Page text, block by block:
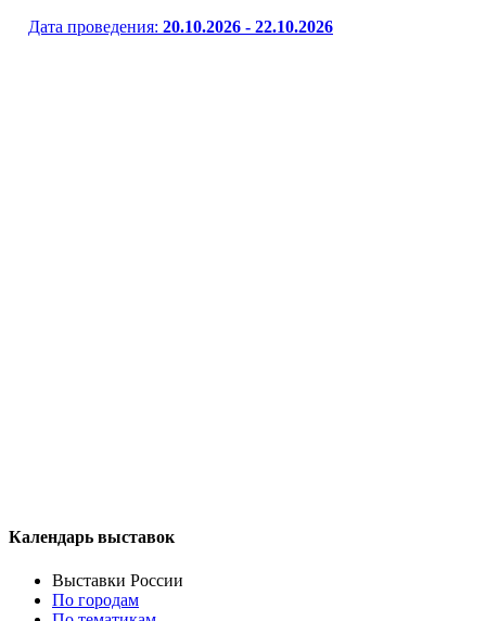
Дата проведения: 20.10.2026 - 22.10.2026
Календарь выставок
Выставки России
По городам